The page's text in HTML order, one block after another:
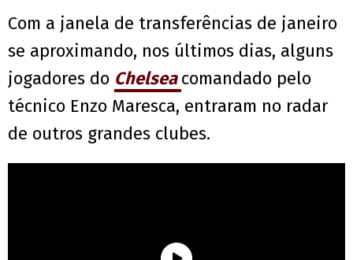
Com a janela de transferências de janeiro
se aproximando, nos últimos dias, alguns
jogadores do Chelseacomandado pelo
técnico Enzo Maresca, entraram no radar
de outros grandes clubes.